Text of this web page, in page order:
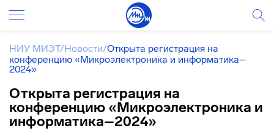
НИУ МИЭТ/Новости/Открыта регистрация на
конференцию «Микроэлектроника и информатика–
2024»
Открыта регистрация на
конференцию «Микроэлектроника и
информатика–2024»